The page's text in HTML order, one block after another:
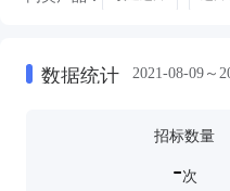
数据统计 2021-08-09～
招标数量
-次